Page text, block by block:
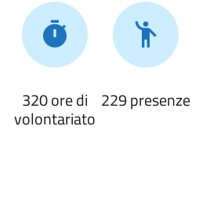
320 ore di
volontariato
229 presenze